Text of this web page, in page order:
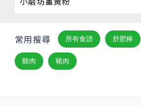
常用搜尋 所有食譜 舒肥棒
雞肉 豬肉